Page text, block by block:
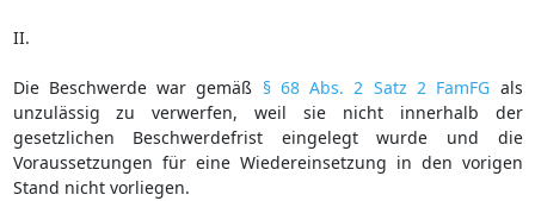
II.
Die Beschwerde war gemäß § 68 Abs. 2 Satz 2 FamFG als
unzulässig zu verwerfen, weil sie nicht innerhalb der
gesetzlichen Beschwerdefrist eingelegt wurde und die
Voraussetzungen für eine Wiedereinsetzung in den vorigen
Stand nicht vorliegen.